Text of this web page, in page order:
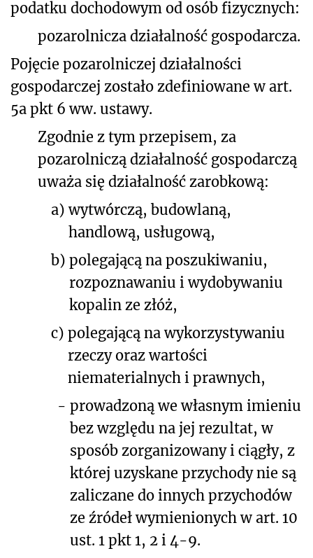
podatku dochodowym od osób fizycznych:
pozarolnicza działalność gospodarcza.
Pojęcie pozarolniczej działalności
gospodarczej zostało zdefiniowane w art.
5a pkt 6 ww. ustawy.
Zgodnie z tym przepisem, za
pozarolniczą działalność gospodarczą
uważa się działalność zarobkową:
a) wytwórczą, budowlaną,
handlową, usługową,
b) polegającą na poszukiwaniu,
rozpoznawaniu i wydobywaniu
kopalin ze złóż,
c) polegającą na wykorzystywaniu
rzeczy oraz wartości
niematerialnych i prawnych,
- prowadzoną we własnym imieniu
bez względu na jej rezultat, w
sposób zorganizowany i ciągły, z
której uzyskane przychody nie są
zaliczane do innych przychodów
ze źródeł wymienionych w art. 10
ust. 1 pkt 1, 2 i 4-9.